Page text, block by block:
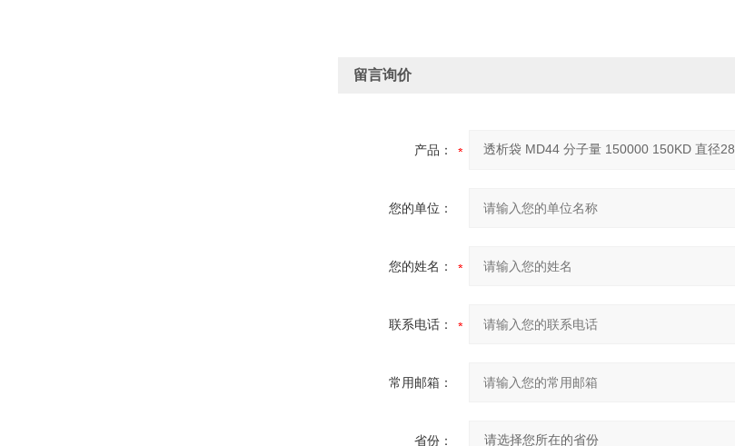
留言询价
产品：
您的单位：
您的姓名：
联系电话：
常用邮箱：
省份：